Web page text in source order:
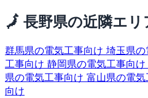
🗾 長野県の近隣エリ
群馬県の電気工事向け 埼玉県
工事向け 静岡県の電気工事向け
県の電気工事向け 富山県の電気
向け